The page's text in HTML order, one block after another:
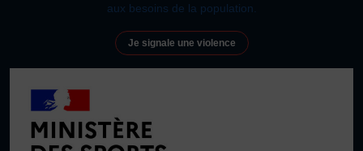
aux besoins de la population.
Je signale une violence